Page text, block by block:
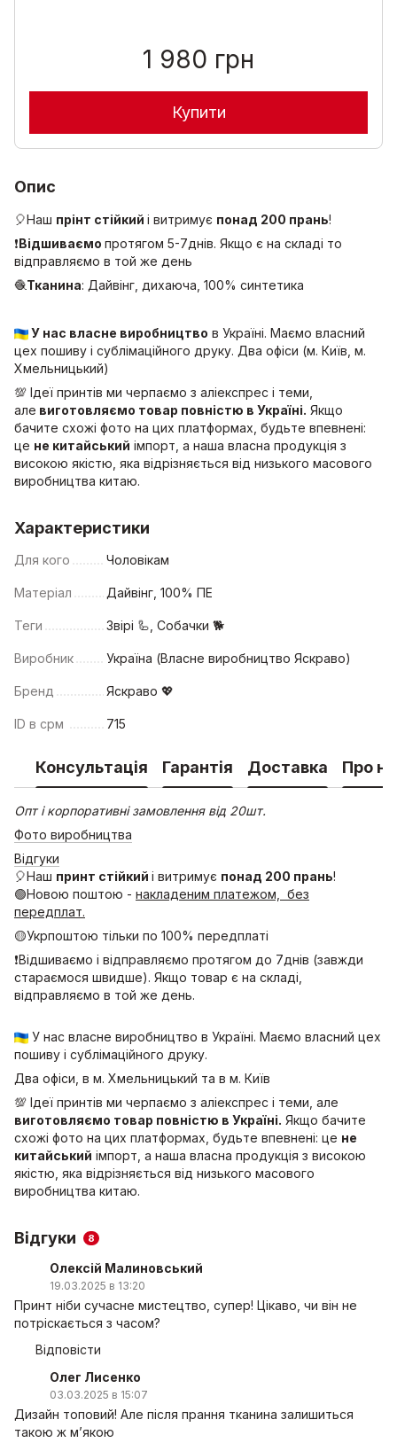
1 980 грн
Купити
Опис
🎈Наш прінт стійкий і витримує понад 200 прань!
❗Відшиваємо протягом 5-7днів. Якщо є на складі то
відправляємо в той же день
🧶Тканина: Дайвінг, дихаюча, 100% синтетика
У нас власне виробництво в Україні. Маємо власний
цех пошиву і сублімаційного друку. Два офіси (м. Київ, м.
Хмельницький)
💯 Ідеї принтів ми черпаємо з аліекспрес і теми,
але виготовляємо товар повністю в Україні. Якщо
бачите схожі фото на цих платформах, будьте впевнені:
це не китайський імпорт, а наша власна продукція з
високою якістю, яка відрізняється від низького масового
виробництва китаю.
Характеристики
Для кого Чоловікам
Матеріал Дайвінг, 100% ПЕ
Теги Звірі 🦾, Собачки 🐕
Виробник Україна (Власне виробництво Яскраво)
Бренд Яскраво 💖
ID в срм 715
Консультація Гарантія Доставка Про
Опт і корпоративні замовлення від 20шт.
Фото виробництва
Відгуки
🎈Наш принт стійкий і витримує понад 200 прань!
🟢Новою поштою - накладеним платежом, без
передплат.
🟡Укрпоштою тільки по 100% передплаті
❗Відшиваємо і відправляємо протягом до 7днів (завжди
стараємося швидше). Якщо товар є на складі,
відправляємо в той же день.
У нас власне виробництво в Україні. Маємо власний цех
пошиву і сублімаційного друку.
Два офіси, в м. Хмельницький та в м. Київ
💯 Ідеї принтів ми черпаємо з аліекспрес і теми, але
виготовляємо товар повністю в Україні. Якщо бачите
схожі фото на цих платформах, будьте впевнені: це не
китайський імпорт, а наша власна продукція з високою
якістю, яка відрізняється від низького масового
виробництва китаю.
Відгуки 8
Олексій Малиновський
19.03.2025 в 13:20
Принт ніби сучасне мистецтво, супер! Цікаво, чи він не
потріскається з часом?
Відповісти
Олег Лисенко
03.03.2025 в 15:07
Дизайн топовий! Але після прання тканина залишиться
такою ж м’якою